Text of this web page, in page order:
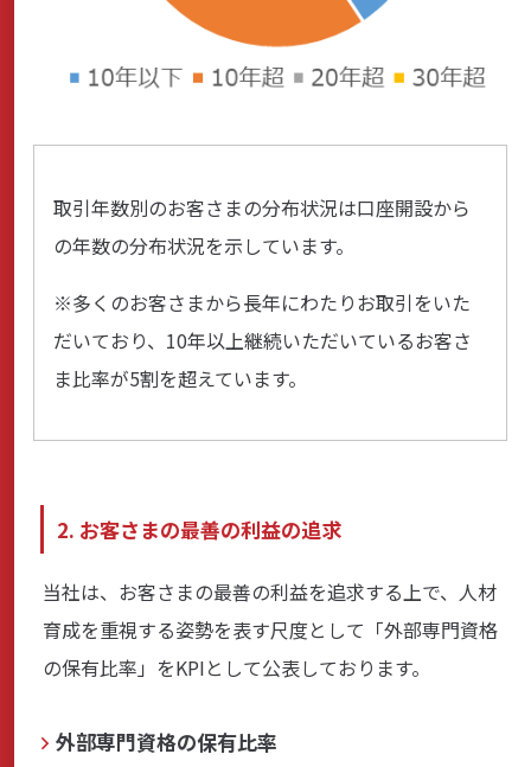
取引年数別のお客さまの分布状況は口座開設から
の年数の分布状況を示しています。
※多くのお客さまから長年にわたりお取引をいた
だいており、10年以上継続いただいているお客さ
ま比率が5割を超えています。
2. お客さまの最善の利益の追求
当社は、お客さまの最善の利益を追求する上で、人材
育成を重視する姿勢を表す尺度として「外部専門資格
の保有比率」をKPIとして公表しております。
外部専門資格の保有比率